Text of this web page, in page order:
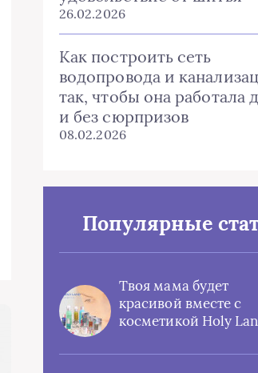
26.02.2026
Как построить сеть
водопровода и
так, чтобы она работала
и без сюрпризов
08.02.2026
Популярные
Твоя мама будет
красивой вместе с
косметикой Holy